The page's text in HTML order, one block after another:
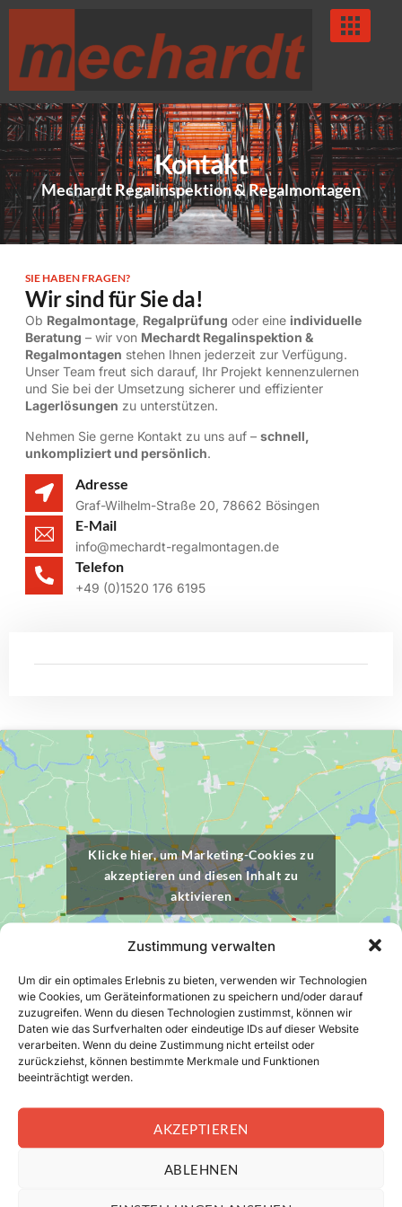
Zustimmung verwalten
Um dir ein optimales Erlebnis zu bieten, verwenden wir Technologien
wie Cookies, um Geräteinformationen zu speichern und/oder darauf
zuzugreifen. Wenn du diesen Technologien zustimmst, können wir
Daten wie das Surfverhalten oder eindeutige IDs auf dieser Website
verarbeiten. Wenn du deine Zustimmung nicht erteilst oder
zurückziehst, können bestimmte Merkmale und Funktionen
beeinträchtigt werden.
AKZEPTIEREN
ABLEHNEN
Kontakt
Mechardt Regalinspektion & Regalmontagen
SIE HABEN FRAGEN?
Wir sind für Sie da!
Ob Regalmontage, Regalprüfung oder eine individuelle
Beratung – wir von Mechardt Regalinspektion &
Regalmontagen stehen Ihnen jederzeit zur Verfügung.
Unser Team freut sich darauf, Ihr Projekt kennenzulernen
und Sie bei der Umsetzung sicherer und effizienter
Lagerlösungen zu unterstützen.
Nehmen Sie gerne Kontakt zu uns auf – schnell,
unkompliziert und persönlich.
Adresse
Graf-Wilhelm-Straße 20, 78662 Bösingen
E-Mail
info@mechardt-regalmontagen.de
Telefon
+49 (0)1520 176 6195
Klicke hier, um Marketing-Cookies zu
akzeptieren und diesen Inhalt zu
aktivieren
Kontakt